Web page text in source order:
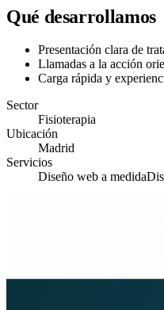
Qué desarrollamos
Presentación clara de
Llamadas a la acción
Carga rápida y
Sector
Fisioterapia
Ubicación
Madrid
Servicios
Diseño web a medida